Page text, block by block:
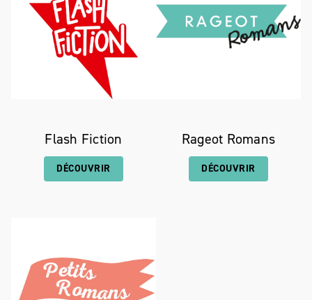
Flash Fiction
DÉCOUVRIR
Rageot Romans
DÉCOUVRIR